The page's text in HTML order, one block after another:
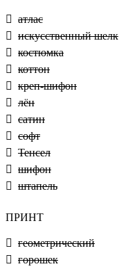
атлас
искусственный шелк
костюмка
коттон
креп-шифон
лён
сатин
софт
Тенсел
шифон
штапель
ПРИНТ
геометрический
горошек